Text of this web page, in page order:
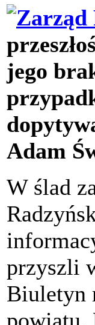
jego
Adam
W ślad
przyszli
Biuletyn